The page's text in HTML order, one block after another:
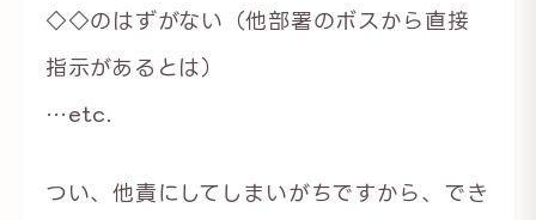
◇◇のはずがない（他部署のボスから直接
指示があるとは）
…etc.
つい、他責にしてしまいがちですから、でき